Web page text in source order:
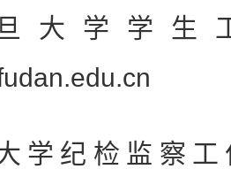
学学生
纪检监察工